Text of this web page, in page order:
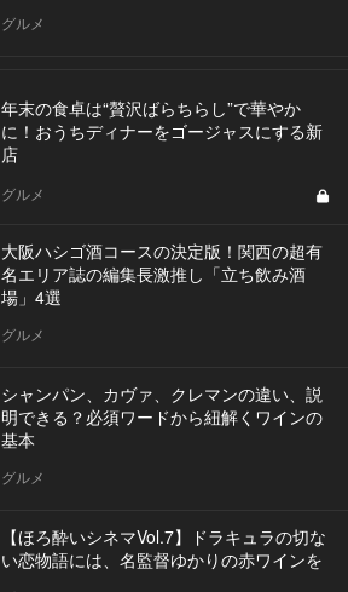
グルメ
年末の食卓は“贅沢ばらちらし”で華やか
に！おうちディナーをゴージャスにする新
店
グルメ
大阪ハシゴ酒コースの決定版！関西の超有
名エリア誌の編集長激推し「立ち飲み酒
場」4選
グルメ
シャンパン、カヴァ、クレマンの違い、説
明できる？必須ワードから紐解くワインの
基本
グルメ
【ほろ酔いシネマVol.7】ドラキュラの切な
い恋物語には、名監督ゆかりの赤ワインを